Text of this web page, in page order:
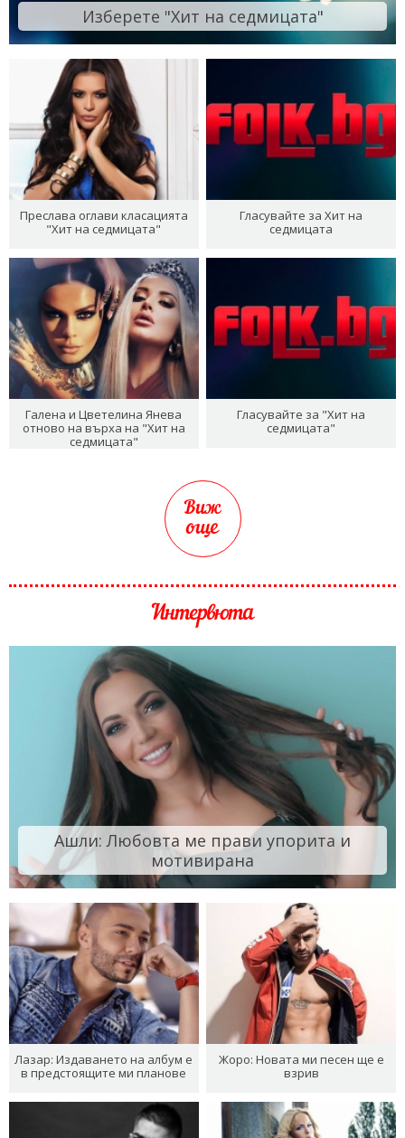
Изберете "Хит на седмицата"
Преслава оглави класацията
"Хит на седмицата"
Гласувайте за Хит на
седмицата
Галена и Цветелина Янева
отново на върха на "Хит на
седмицата"
Гласувайте за "Хит на
седмицата"
Виж
още
Интервюта
Ашли: Любовта ме прави упорита и
мотивирана
Лазар: Издаването на албум е
в предстоящите ми планове
Жоро: Новата ми песен ще е
взрив